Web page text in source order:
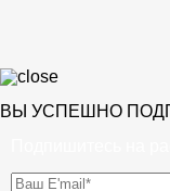
ВЫ УСПЕШНО